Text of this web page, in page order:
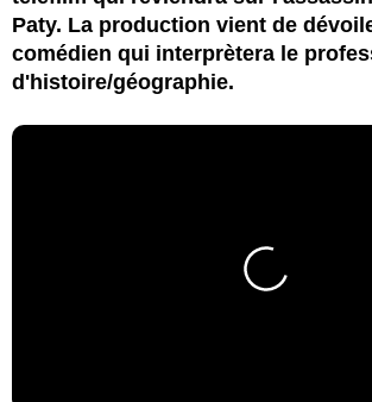
Paty. La production vient de
comédien qui interprètera le
d'histoire/géographie.